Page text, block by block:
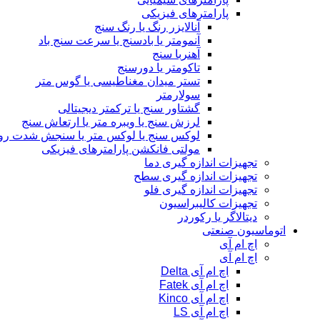
پارامترهای فیزیکی
آنالایزر رنگ یا رنگ سنج
آنمومتر یا بادسنج یا سرعت سنج باد
آهنربا سنج
تاکومتر یا دورسنج
تستر میدان مغناطیسی یا گوس متر
سولارمتر
گشتاور سنج یا ترکمتر دیجیتالی
لرزش سنج یا ویبره متر یا ارتعاش سنج
لوکس سنج یا لوکس متر یا سنجش شدت
مولتی فانکشن پارامترهای فیزیکی
تجهیزات اندازه گیری دما
تجهیزات اندازه گیری سطح
تجهیزات اندازه گیری فلو
تجهیزات کالیبراسیون
دیتالاگر یا رکوردر
اتوماسیون صنعتی
اچ ام آی
اچ ام آی
اچ ام آی Delta
اچ ام آی Fatek
اچ ام آی Kinco
اچ ام آی LS